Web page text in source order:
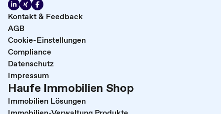
Kontakt & Feedback
AGB
Cookie-Einstellungen
Compliance
Datenschutz
Impressum
Haufe Immobilien Shop
Immobilien Lösungen